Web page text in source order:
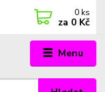
Menu
0 ks
za 0 Kč